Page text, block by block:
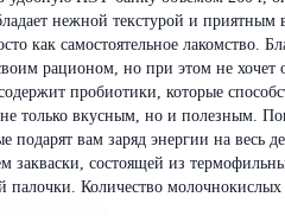
нежной текстурой и
как самостоятельное лакомство.
рационом, но при этом не
пробиотики, которые
не только вкусным, но и полезным.
подарят вам заряд энергии на весь
закваски, состоящей из
палочки. Количество